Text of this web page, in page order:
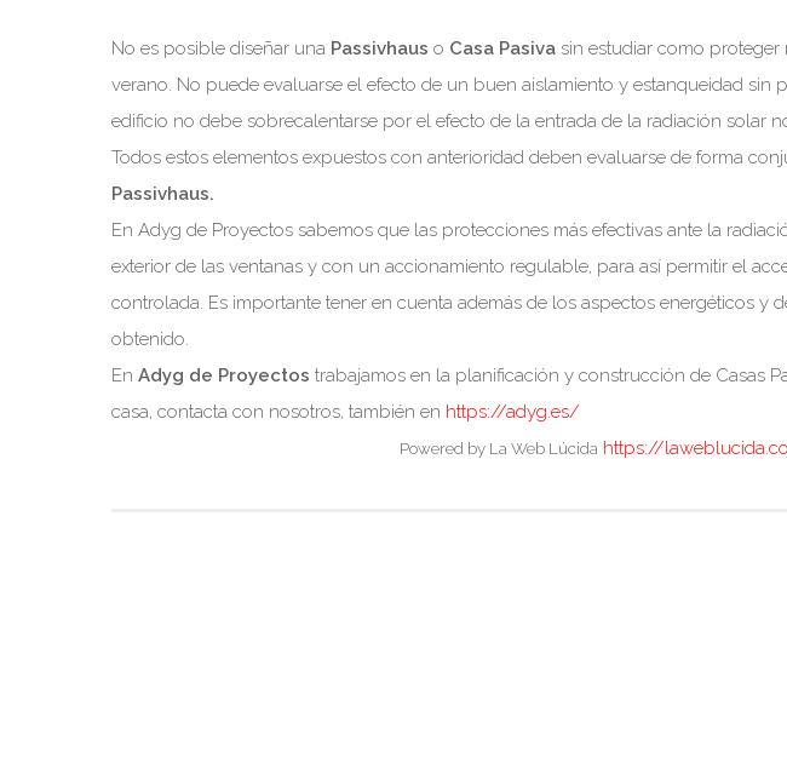
No es posible diseñar una Passivhaus o Casa Pasiva sin estudiar como proteger
verano. No puede evaluarse el efecto de un buen aislamiento y estanqueidad sin
edificio no debe sobrecalentarse por el efecto de la entrada de la radiación solar
Todos estos elementos expuestos con anterioridad deben evaluarse de forma
Passivhaus.
En Adyg de Proyectos sabemos que las protecciones más efectivas ante la
exterior de las ventanas y con un accionamiento regulable, para así permitir el
controlada. Es importante tener en cuenta además de los aspectos energéticos y
obtenido.
En Adyg de Proyectos trabajamos en la planificación y construcción de Casas
casa, contacta con nosotros, también en https://adyg.es/
Powered by La Web Lúcida https://